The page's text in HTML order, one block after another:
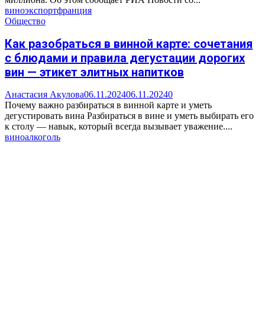
виноэкспортфранция
Общество
Как разобраться в винной карте: сочетания
с блюдами и правила дегустации дорогих
вин — этикет элитных напитков
Анастасия Акулова06.11.202406.11.20240
Почему важно разбираться в винной карте и уметь
дегустировать вина Разбираться в вине и уметь выбирать его
к столу — навык, который всегда вызывает уважение....
виноалкоголь